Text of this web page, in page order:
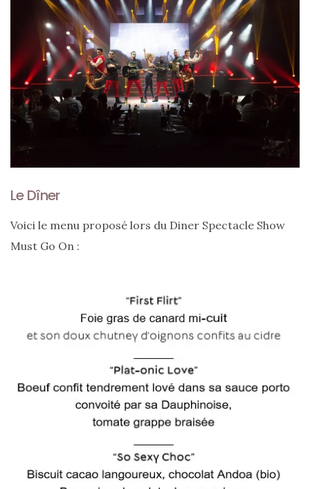
tendance
l’été
23/05/2026
printemps
été
Le Dîner
Voici le menu proposé lors du Diner Spectacle Show
Must Go On :